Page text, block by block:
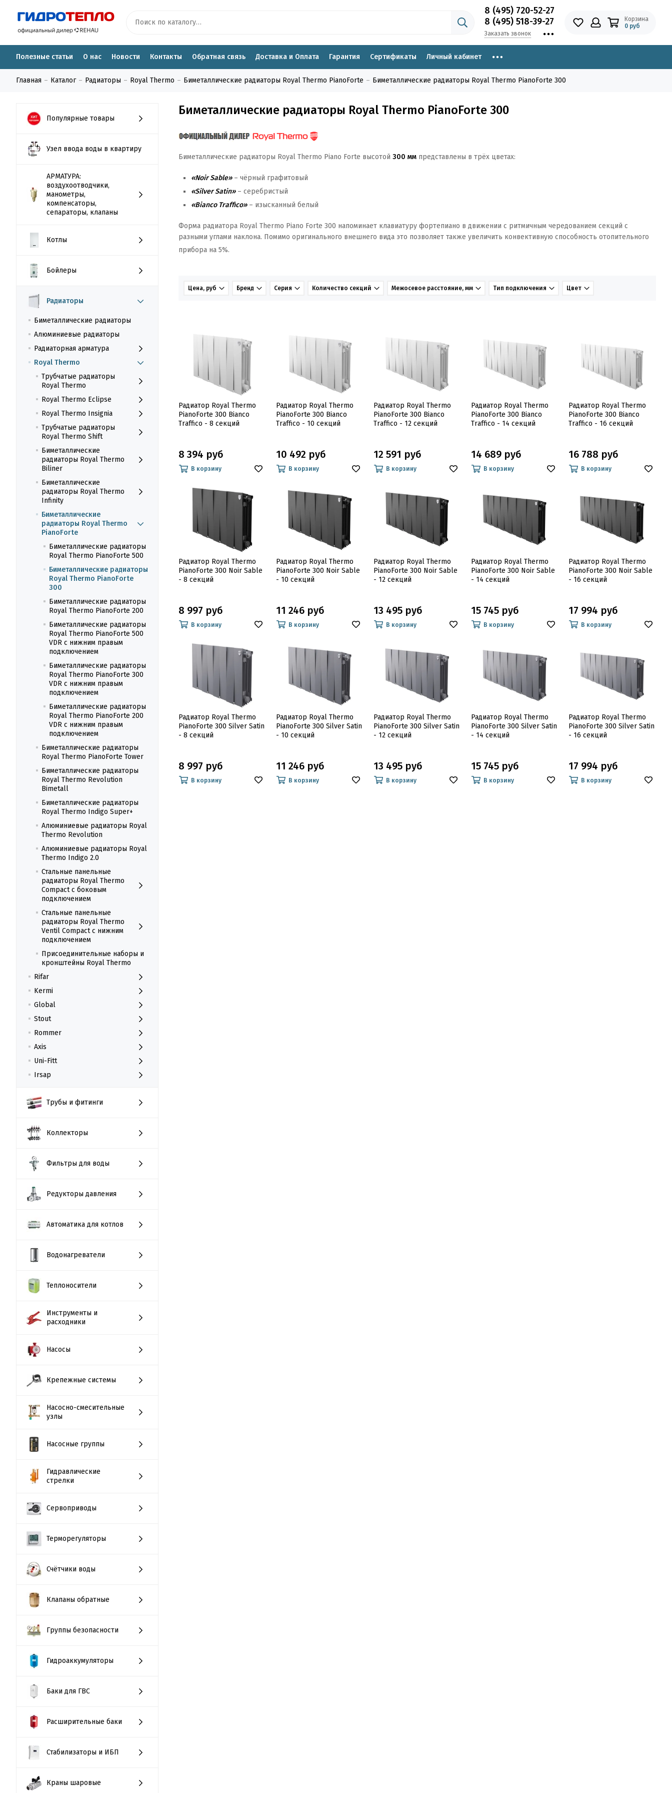
8 (495) 720-52-27
8 (495) 518-39-27
Заказать звонок
Корзина
0 руб
Полезные статьи О нас Новости Контакты Обратная связь Доставка и Оплата Гарантия Сертификаты Личный кабинет
Главная Каталог Радиаторы Royal Thermo Биметаллические радиаторы Royal Thermo PianoForte Биметаллические радиаторы Royal Thermo PianoForte 300
Популярные товары
Узел ввода воды в квартиру
АРМАТУРА:
воздухоотводчики,
манометры,
компенсаторы,
сепараторы, клапаны
Котлы
Бойлеры
Радиаторы
Биметаллические радиаторы
Алюминиевые радиаторы
Радиаторная арматура
Royal Thermo
Трубчатые радиаторы
Royal Thermo
Royal Thermo Eclipse
Royal Thermo Insignia
Трубчатые радиаторы
Royal Thermo Shift
Биметаллические
радиаторы Royal Thermo
Biliner
Биметаллические
радиаторы Royal Thermo
Infinity
Биметаллические
радиаторы Royal Thermo
PianoForte
Биметаллические радиаторы
Royal Thermo PianoForte 500
Биметаллические радиаторы
Royal Thermo PianoForte
300
Биметаллические радиаторы
Royal Thermo PianoForte 200
Биметаллические радиаторы
Royal Thermo PianoForte 500
VDR с нижним правым
подключением
Биметаллические радиаторы
Royal Thermo PianoForte 300
VDR с нижним правым
подключением
Биметаллические радиаторы
Royal Thermo PianoForte 200
VDR с нижним правым
подключением
Биметаллические радиаторы
Royal Thermo PianoForte Tower
Биметаллические радиаторы
Royal Thermo Revolution
Bimetall
Биметаллические радиаторы
Royal Thermo Indigo Super+
Алюминиевые радиаторы Royal
Thermo Revolution
Алюминиевые радиаторы Royal
Thermo Indigo 2.0
Стальные панельные
радиаторы Royal Thermo
Compact с боковым
подключением
Стальные панельные
радиаторы Royal Thermo
Ventil Compact с нижним
подключением
Присоединительные наборы и
кронштейны Royal Thermo
Rifar
Kermi
Global
Stout
Rommer
Axis
Uni-Fitt
Irsap
Трубы и фитинги
Коллекторы
Фильтры для воды
Редукторы давления
Автоматика для котлов
Водонагреватели
Теплоносители
Инструменты и
расходники
Насосы
Крепежные системы
Насосно-смесительные
узлы
Насосные группы
Гидравлические
стрелки
Сервоприводы
Терморегуляторы
Счётчики воды
Клапаны обратные
Группы безопасности
Гидроаккумуляторы
Баки для ГВС
Расширительные баки
Стабилизаторы и ИБП
Краны шаровые
Биметаллические радиаторы Royal Thermo PianoForte 300
Биметаллические радиаторы Royal Thermo Piano Forte высотой 300 мм представлены в трёх цветах:
«Noir Sable»– чёрный графитовый
«Silver Satin»– серебристый
«Bianco Traffico»– изысканный белый
Форма радиатора Royal Thermo Piano Forte 300 напоминает клавиатуру фортепиано в движении с ритмичным чередованием секций с
разными углами наклона. Помимо оригинального внешнего вида это позволяет также увеличить конвективную способность отопительного
прибора на 5%.
Цена, руб Бренд Серия Количество секций Межосевое расстояние, мм Тип подключения Цвет
Радиатор Royal Thermo
PianoForte 300 Bianco
Traffico - 8 секций
8 394 руб
В корзину
Радиатор Royal Thermo
PianoForte 300 Bianco
Traffico - 10 секций
10 492 руб
В корзину
Радиатор Royal Thermo
PianoForte 300 Bianco
Traffico - 12 секций
12 591 руб
В корзину
Радиатор Royal Thermo
PianoForte 300 Bianco
Traffico - 14 секций
14 689 руб
В корзину
Радиатор Royal Thermo
PianoForte 300 Bianco
Traffico - 16 секций
16 788 руб
В корзину
Радиатор Royal Thermo
PianoForte 300 Noir Sable
- 8 секций
8 997 руб
В корзину
Радиатор Royal Thermo
PianoForte 300 Noir Sable
- 10 секций
11 246 руб
В корзину
Радиатор Royal Thermo
PianoForte 300 Noir Sable
- 12 секций
13 495 руб
В корзину
Радиатор Royal Thermo
PianoForte 300 Noir Sable
- 14 секций
15 745 руб
В корзину
Радиатор Royal Thermo
PianoForte 300 Noir Sable
- 16 секций
17 994 руб
В корзину
Радиатор Royal Thermo
PianoForte 300 Silver Satin
- 8 секций
8 997 руб
В корзину
Радиатор Royal Thermo
PianoForte 300 Silver Satin
- 10 секций
11 246 руб
В корзину
Радиатор Royal Thermo
PianoForte 300 Silver Satin
- 12 секций
13 495 руб
В корзину
Радиатор Royal Thermo
PianoForte 300 Silver Satin
- 14 секций
15 745 руб
В корзину
Радиатор Royal Thermo
PianoForte 300 Silver Satin
- 16 секций
17 994 руб
В корзину